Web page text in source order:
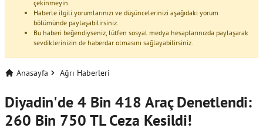
çekinmeyin.
Haberle ilgili yorumlarınızı ve düşüncelerinizi aşağıdaki yorum
bölümünde paylaşabilirsiniz.
Bu haberi beğendiyseniz, lütfen sosyal medya hesaplarınızda paylaşarak
sevdiklerinizin de haberdar olmasını sağlayabilirsiniz.
Anasayfa Ağrı Haberleri
Diyadin'de 4 Bin 418 Araç Denetlendi:
260 Bin 750 TL Ceza Kesildi!